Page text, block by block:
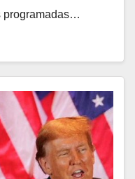
programadas…